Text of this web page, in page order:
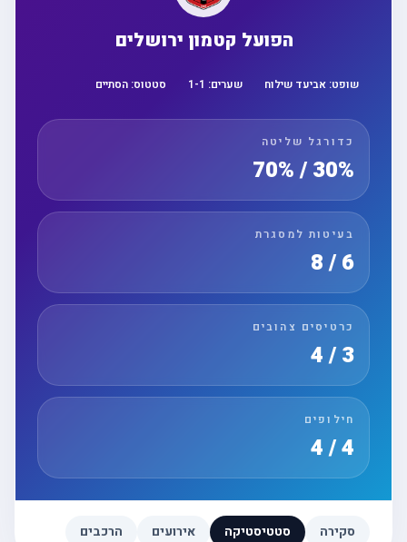
הפועל קטמון ירושלים
שופט:אביעד שילוח שערים: 1 -1 סטטוס:הסתיים
כדורגל שליטה
30% / 70%
בעיטות למסגרת
6 / 8
כרטיסים צהובים
3 / 4
חילופים
סקירה סטטיסטיקה אירועים הרכבים